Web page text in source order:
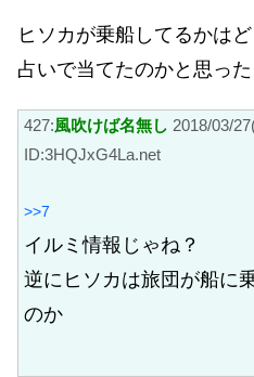
ヒソカが乗船してるかは
占いで当てたのかと思っ
427:風吹けば名無し 2018/03/
ID:3HQJxG4La.net
>>7
イルミ情報じゃね？
逆にヒソカは旅団が船に
のか